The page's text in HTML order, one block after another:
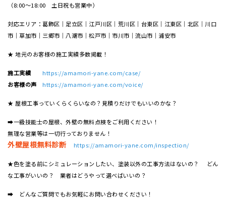
（8:00～18:00 土日祝も営業中）
対応エリア：葛飾区｜足立区｜江戸川区｜荒川区｜台東区｜江東区｜北区｜川口
市｜草加市｜三郷市｜八潮市｜松⼾市｜市川市｜流⼭市｜浦安市
★ 地元のお客様の施工実績多数掲載！
施工実績
https://amamori-yane.com/case/
お客様の声
https://amamori-yane.com/voice/
★ 屋根工事っていくらくらいなの？見積りだけでもいいのかな？
➡一級技能士の屋根、外壁の無料点検をご利用ください！
無理な営業等は一切行っておりません！
外壁屋根無料診断 https://amamori-yane.com/inspection/
★色を塗る前にシミュレーションしたい、塗装以外の工事方法はないの？ どん
な工事がいいの？ 業者はどうやって選べばいいの？
➡ どんなご質問でもお気軽にお問い合わせください！